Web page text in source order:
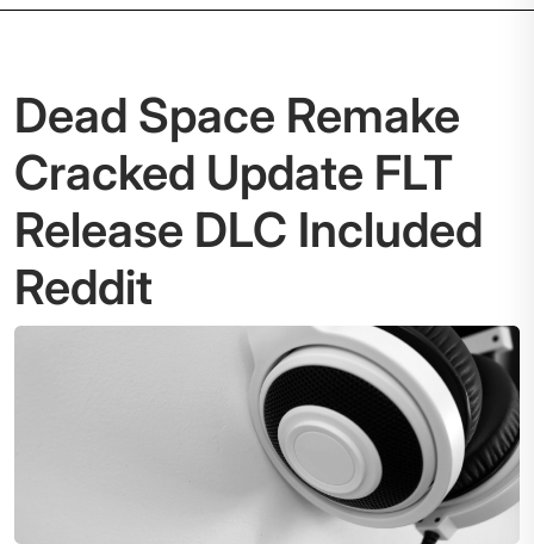
Dead Space Remake
Cracked Update FLT
Release DLC Included
Reddit